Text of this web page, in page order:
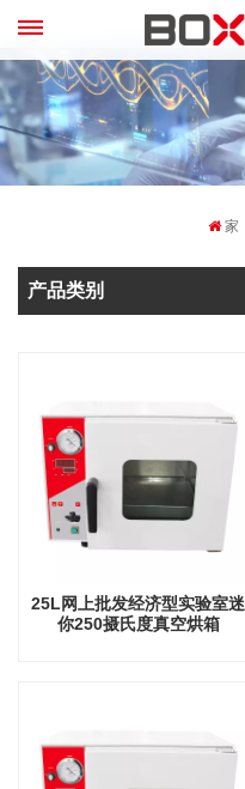
家
产品类别
25L网上批发经济型实验室迷
你250摄氏度真空烘箱